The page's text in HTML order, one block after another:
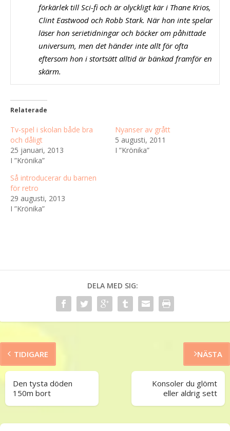
förkärlek till Sci-fi och är olyckligt kär i Thane Krios,
Clint Eastwood och Robb Stark. När hon inte spelar
läser hon serietidningar och böcker om påhittade
universum, men det händer inte allt för ofta
eftersom hon i stortsätt alltid är bänkad framför en
skärm.
Relaterade
Tv-spel i skolan både bra
och dåligt
25 januari, 2013
I ”Krönika”
Nyanser av grått
5 augusti, 2011
I ”Krönika”
Så introducerar du barnen
för retro
29 augusti, 2013
I ”Krönika”
DELA MED SIG:
TIDIGARE
Den tysta döden
150m bort
NÄSTA
Konsoler du glömt
eller aldrig sett